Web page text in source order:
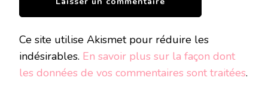
Ce site utilise Akismet pour réduire les
indésirables. En savoir plus sur la façon dont
les données de vos commentaires sont traitées.